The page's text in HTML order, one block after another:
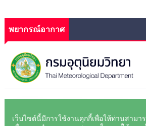
พยากรณ์อากาศ